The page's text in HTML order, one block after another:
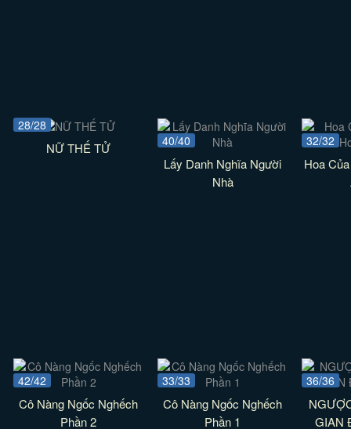
28/28
NỮ THẾ TỬ 40/40
Lấy Danh Nghĩa Người
Nhà
32/32
Hoa
42/42
Cô Nàng Ngốc Nghếch
Phần 2
33/33
Cô Nàng Ngốc Nghếch
Phần 1
36/36
GIAN